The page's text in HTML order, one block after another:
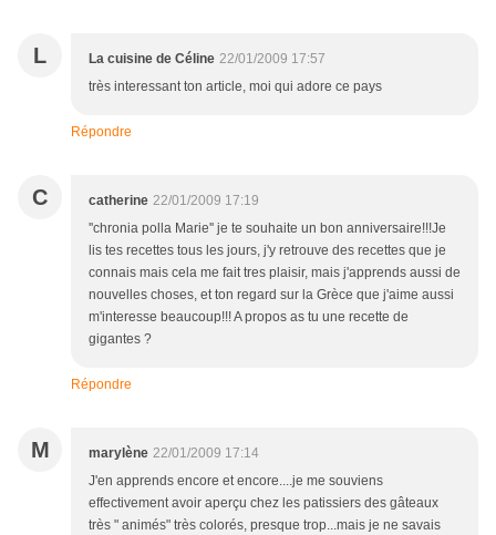
L La cuisine de Céline 22/01/2009 17:57
très interessant ton article, moi qui adore ce pays
Répondre
C catherine 22/01/2009 17:19
''chronia polla Marie'' je te souhaite un bon anniversaire!!!Je
lis tes recettes tous les jours, j'y retrouve des recettes que je
connais mais cela me fait tres plaisir, mais j'apprends aussi de
nouvelles choses, et ton regard sur la Grèce que j'aime aussi
m'interesse beaucoup!!! A propos as tu une recette de
gigantes ?
Répondre
M marylène 22/01/2009 17:14
J'en apprends encore et encore....je me souviens
effectivement avoir aperçu chez les patissiers des gâteaux
très " animés" très colorés, presque trop...mais je ne savais